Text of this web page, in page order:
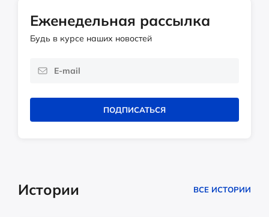
Еженедельная рассылка
Будь в курсе наших новостей
ПОДПИСАТЬСЯ
Истории ВСЕ ИСТОРИИ